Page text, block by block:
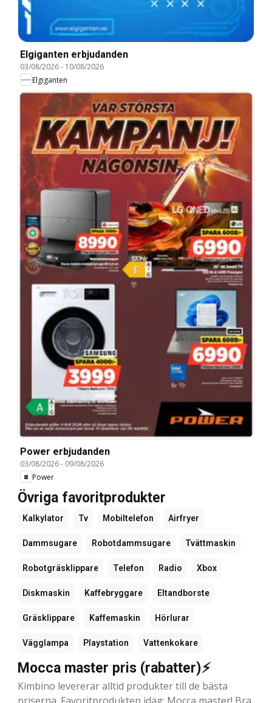
Elgiganten erbjudanden
03/08/2026- 10/08/2026
Elgiganten
Power erbjudanden
03/08/2026- 09/08/2026
Power
Övriga favoritprodukter
Kalkylator Tv Mobiltelefon Airfryer
Dammsugare Robotdammsugare Tvättmaskin
Robotgräsklippare Telefon Radio Xbox
Diskmaskin Kaffebryggare Eltandborste
Gräsklippare Kaffemaskin Hörlurar
Vägglampa Playstation Vattenkokare
Mocca master pris (rabatter)⚡
Kimbino levererar alltid produkter till de bästa